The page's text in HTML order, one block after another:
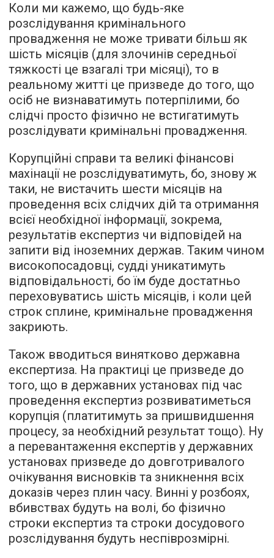
Коли ми кажемо, що будь-яке
розслідування кримінального
провадження не може тривати більш як
шість місяців (для злочинів середньої
тяжкості це взагалі три місяці), то в
реальному житті це призведе до того, що
осіб не визнаватимуть потерпілими, бо
слідчі просто фізично не встигатимуть
розслідувати кримінальні провадження.
Корупційні справи та великі фінансові
махінації не розслідуватимуть, бо, знову ж
таки, не вистачить шести місяців на
проведення всіх слідчих дій та отримання
всієї необхідної інформації, зокрема,
результатів експертиз чи відповідей на
запити від іноземних держав. Таким чином
високопосадовці, судді уникатимуть
відповідальності, бо їм буде достатньо
переховуватись шість місяців, і коли цей
строк сплине, кримінальне провадження
закриють.
Також вводиться винятково державна
експертиза. На практиці це призведе до
того, що в державних установах під час
проведення експертиз розвиватиметься
корупція (платитимуть за пришвидшення
процесу, за необхідний результат тощо). Ну
а перевантаження експертів у державних
установах призведе до довготривалого
очікування висновків та зникнення всіх
доказів через плин часу. Винні у розбоях,
вбивствах будуть на волі, бо фізично
строки експертиз та строки досудового
розслідування будуть неспіврозмірні.